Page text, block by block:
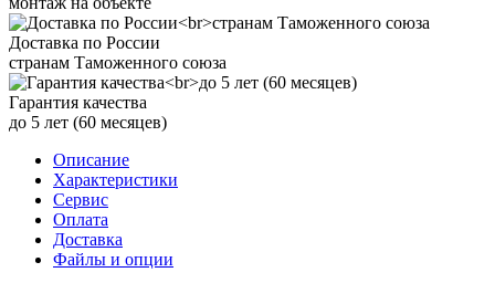
Доставка по России
странам Таможенного союза
Гарантия качества
до 5 лет (60 месяцев)
Описание
Характеристики
Сервис
Оплата
Доставка
Файлы и опции